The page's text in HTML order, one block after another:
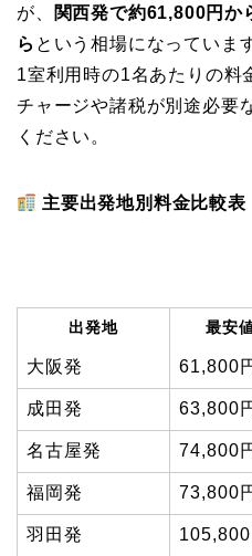
が、
関西発で約61,800円か
ら という相場になっていま
1室利用時の1名あたりの料
チャージや諸税が別途必要
ください。
主要出発地別料金比較表
出発地 最安
大阪発 61,800
成田発 63,800
名古屋発 74,800
福岡発 73,800
羽田発